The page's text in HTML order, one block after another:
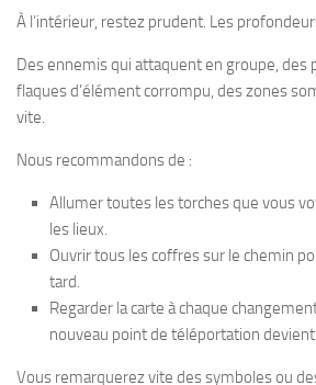
À l’intérieur, restez prudent. Les
Des ennemis qui attaquent en groupe, des
flaques d’élément corrompu, des zones
vite.
Nous recommandons de :
Allumer toutes les torches que vous
les lieux.
Ouvrir tous les coffres sur le chemin
tard.
Regarder la carte à chaque
nouveau point de téléportation devient
Vous remarquerez vite des symboles ou